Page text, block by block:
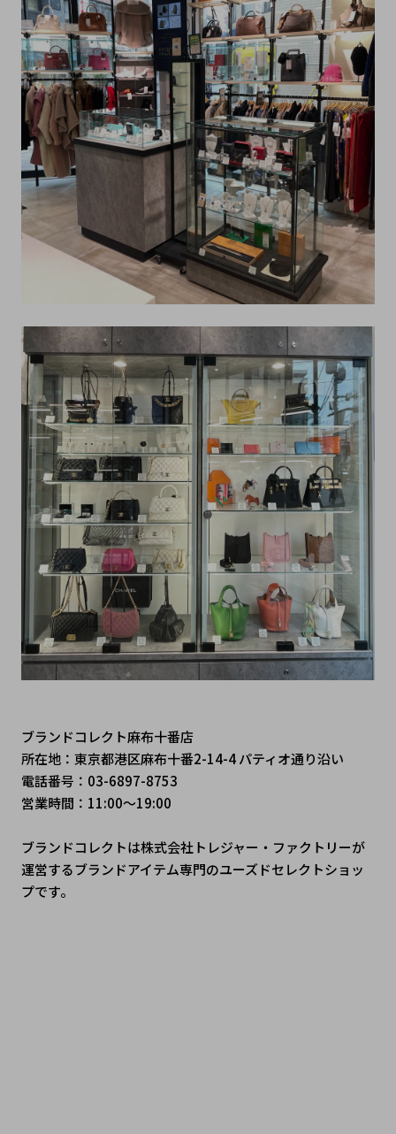
ブランドコレクト麻布十番店
所在地：東京都港区麻布十番2-14-4 パティオ通り沿い
電話番号：03-6897-8753
営業時間：11:00～19:00
ブランドコレクトは株式会社トレジャー・ファクトリーが
運営するブランドアイテム専門のユーズドセレクトショッ
プです。